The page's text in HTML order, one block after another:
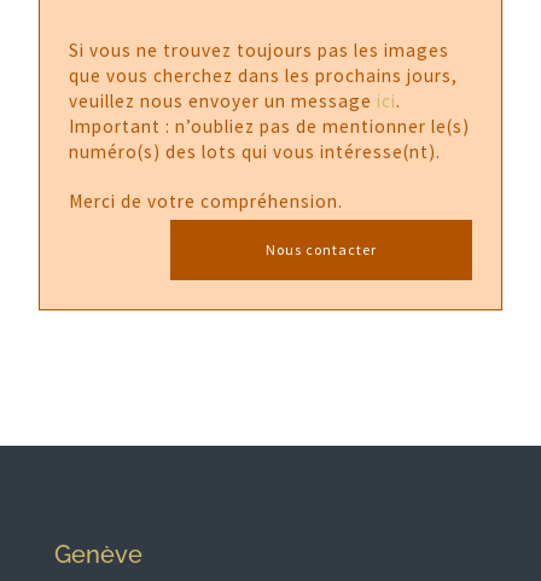
Si vous ne trouvez toujours pas les images
que vous cherchez dans les prochains jours,
veuillez nous envoyer un message ici.
Important : n’oubliez pas de mentionner le(s)
numéro(s) des lots qui vous intéresse(nt).
Merci de votre compréhension.
Nous contacter
Genève